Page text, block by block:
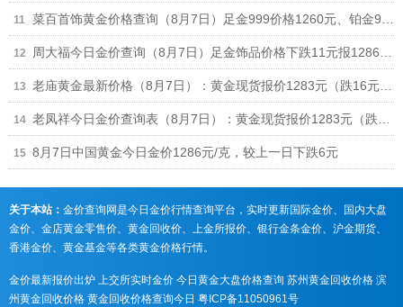
8月7日中国黄金今日金价1286元/克，较上一日下跌6元
关于本站： 金价查询网是今日金价行情查询平台，实时更新国际金价、国内大盘
金价、金店黄金零售价、黄金回收价、上金所报价、银行金条金价、沪金期货、
香港金价、黄金基金等各类黄金价格行情。
金价最新报价出炉 上交所实时金价 今日黄金大盘价格查询 苏州黄金回收价格 滨
州黄金回收价格 黄金回收价格查询今日 粤ICP备11050961号